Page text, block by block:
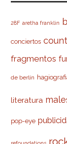
28F aretha franklin
conciertos
fragmentos
de berlín
literatura
pop-eye